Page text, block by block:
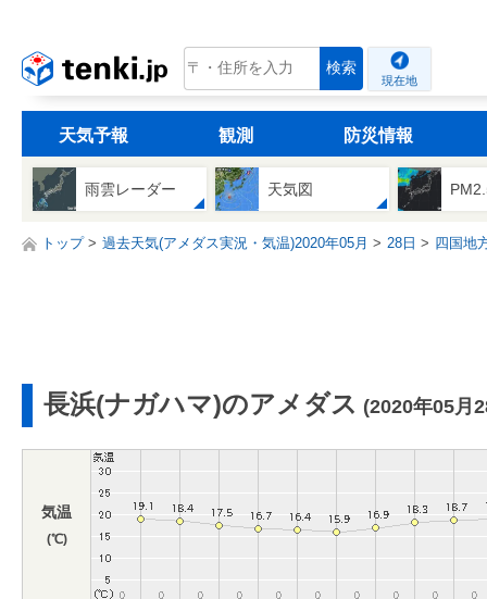
tenki.jp 検索
現在地
天気予報 観測 防災情報
雨雲レーダー 天気図
トップ 過去天気(アメダス実況・気温)2020年05月 28日 四国地
長浜(ナガハマ)のアメダス (2020年05月
気温
(℃)